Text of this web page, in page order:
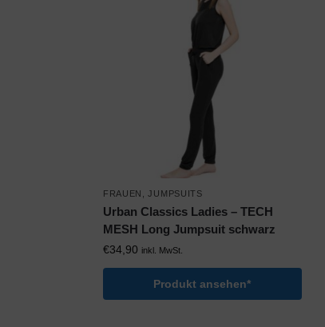
FRAUEN ,JUMPSUITS
Urban Classics Ladies – TECH
MESH Long Jumpsuit schwarz
€34,90 inkl. MwSt.
Produkt ansehen*